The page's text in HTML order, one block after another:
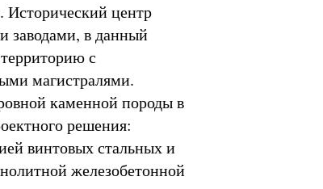
Исторический центр
заводами, в данный
с
магистралями.
каменной породы в
решения:
винтовых стальных и
железобетонной